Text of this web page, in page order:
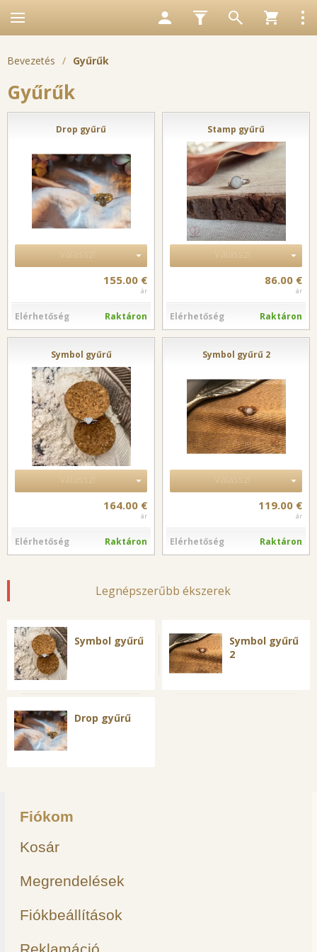
Legnépszerűbb ékszerek
Symbol gyűrű
Symbol gyűrű
2
Drop gyűrű
Bevezetés / Gyűrűk
Gyűrűk
Drop gyűrű
Válassz!
155.00 €
ár
Elérhetőség Raktáron
Stamp gyűrű
Válassz!
86.00 €
ár
Elérhetőség Raktáron
Symbol gyűrű
Válassz!
164.00 €
ár
Elérhetőség Raktáron
Symbol gyűrű 2
Válassz!
119.00 €
ár
Elérhetőség Raktáron
Fiókom
Kosár
Megrendelések
Fiókbeállítások